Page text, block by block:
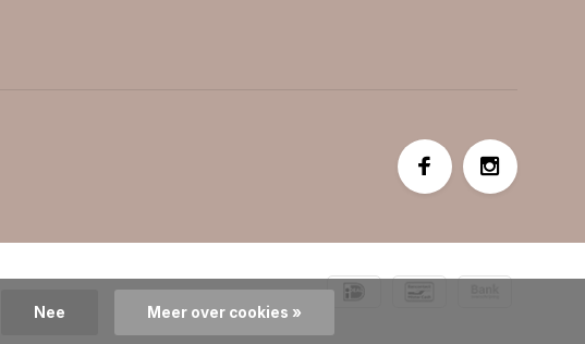
Nee Meer over cookies »